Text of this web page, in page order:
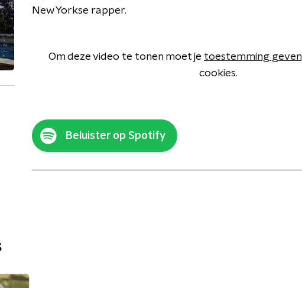
New Yorkse rapper.
Om deze video te tonen moet je toestemming geven
cookies.
Beluister op Spotify